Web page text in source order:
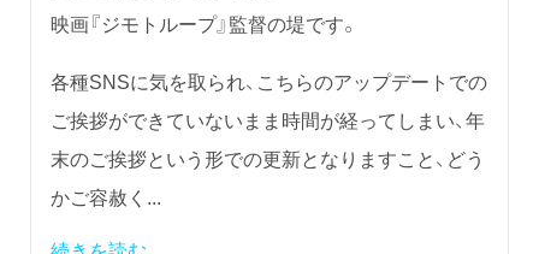
映画『ジモトループ』監督の堤です。
各種SNSに気を取られ、こちらのアップデートでの
ご挨拶ができていないまま時間が経ってしまい、年
末のご挨拶という形での更新となりますこと、どう
かご容赦く...